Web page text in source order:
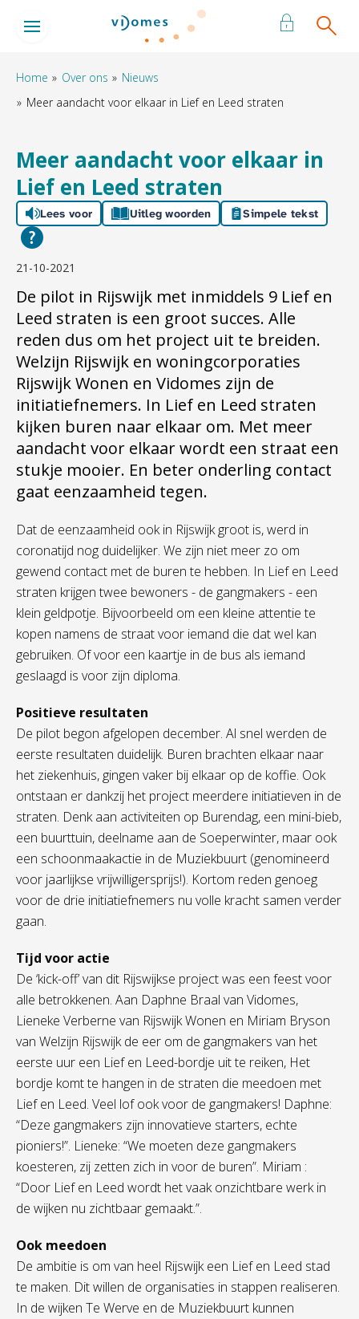
Naar de homepage
Ga naar Hoofd
Home Over ons
Nieuws
Meer aandacht voor elkaar in Lief en Leed straten
Meer aandacht voor elkaar in
Lief en Leed straten
Lees voor Uitleg woorden Simpele tekst
21-10-2021
De pilot in Rijswijk met inmiddels 9 Lief en
Leed straten is een groot succes. Alle
reden dus om het project uit te breiden.
Welzijn Rijswijk en woningcorporaties
Rijswijk Wonen en Vidomes zijn de
initiatiefnemers. In Lief en Leed straten
kijken buren naar elkaar om. Met meer
aandacht voor elkaar wordt een straat een
stukje mooier. En beter onderling contact
gaat eenzaamheid tegen.
Dat de eenzaamheid ook in Rijswijk groot is, werd in
coronatijd nog duidelijker. We zijn niet meer zo om
gewend contact met de buren te hebben. In Lief en Leed
straten krijgen twee bewoners - de gangmakers - een
klein geldpotje. Bijvoorbeeld om een kleine attentie te
kopen namens de straat voor iemand die dat wel kan
gebruiken. Of voor een kaartje in de bus als iemand
geslaagd is voor zijn diploma.
Positieve resultaten
De pilot begon afgelopen december. Al snel werden de
eerste resultaten duidelijk. Buren brachten elkaar naar
het ziekenhuis, gingen vaker bij elkaar op de koffie. Ook
ontstaan er dankzij het project meerdere initiatieven in de
straten. Denk aan activiteiten op Burendag, een mini-bieb,
een buurttuin, deelname aan de Soeperwinter, maar ook
een schoonmaakactie in de Muziekbuurt (genomineerd
voor jaarlijkse vrijwilligersprijs!). Kortom reden genoeg
voor de drie initiatiefnemers nu volle kracht samen verder
gaan.
Tijd voor actie
De ‘kick-off’ van dit Rijswijkse project was een feest voor
alle betrokkenen. Aan Daphne Braal van Vidomes,
Lieneke Verberne van Rijswijk Wonen en Miriam Bryson
van Welzijn Rijswijk de eer om de gangmakers van het
eerste uur een Lief en Leed-bordje uit te reiken, Het
bordje komt te hangen in de straten die meedoen met
Lief en Leed. Veel lof ook voor de gangmakers! Daphne:
“Deze gangmakers zijn innovatieve starters, echte
pioniers!”. Lieneke: “We moeten deze gangmakers
koesteren, zij zetten zich in voor de buren”. Miriam :
“Door Lief en Leed wordt het vaak onzichtbare werk in
de wijken nu zichtbaar gemaakt.”.
Ook meedoen
De ambitie is om van heel Rijswijk een Lief en Leed stad
te maken. Dit willen de organisaties in stappen realiseren.
In de wijken Te Werve en de Muziekbuurt kunnen